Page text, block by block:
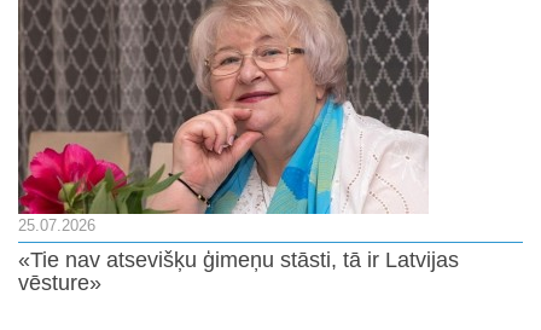
25.07.2026
«Tie nav atsevišķu ģimeņu stāsti, tā ir Latvijas
vēsture»